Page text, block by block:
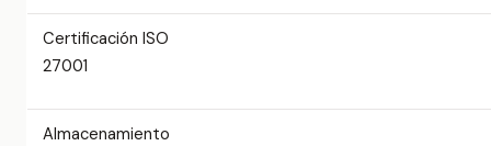
Certificación ISO
27001
Almacenamiento